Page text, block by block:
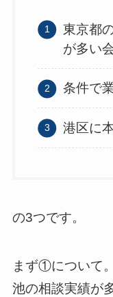
東京都
が多い
条件で
港区に
の3つです。
まず①について
池の相談実績が